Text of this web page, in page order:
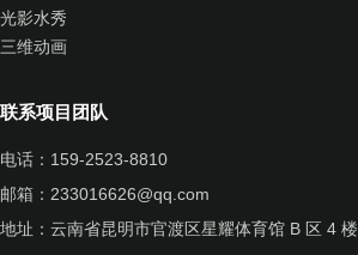
光影水秀
三维动画
联系项目团队
电话： 159-2523-8810
邮箱： 233016626@qq.com
地址：云南省昆明市官渡区星耀体育馆 B 区 4 楼